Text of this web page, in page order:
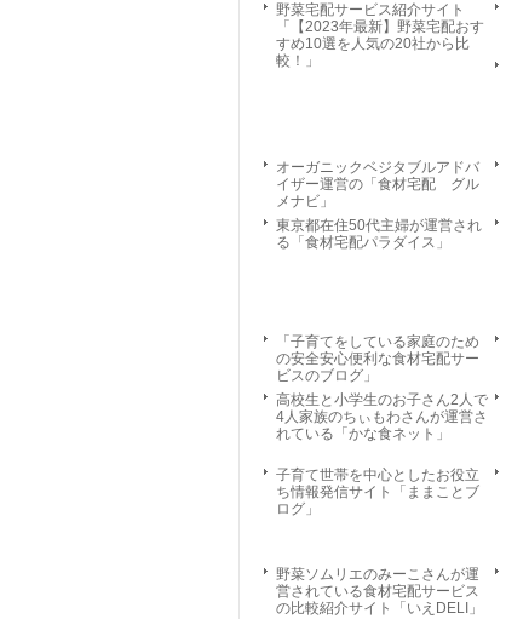
野菜宅配サービス紹介サイト
「【2023年最新】野菜宅配おす
すめ10選を人気の20社から比
較！」
オーガニックベジタブルアドバ
イザー運営の「食材宅配 グル
メナビ」
東京都在住50代主婦が運営され
る「食材宅配パラダイス」
「子育てをしている家庭のため
の安全安心便利な食材宅配サー
ビスのブログ」
高校生と小学生のお子さん2人で
4人家族のちぃもわさんが運営さ
れている「かな食ネット」
子育て世帯を中心としたお役立
ち情報発信サイト「ままことブ
ログ」
野菜ソムリエのみーこさんが運
営されている食材宅配サービス
の比較紹介サイト「いえDELI」